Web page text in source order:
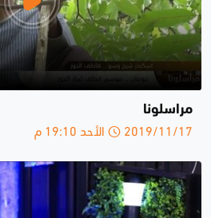
مراسلونا
2019/11/17 الأحد 19:10 م